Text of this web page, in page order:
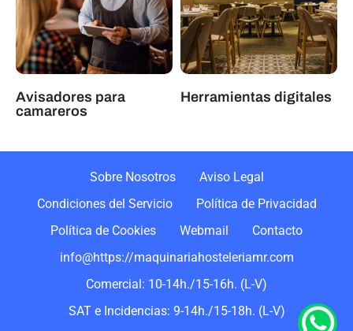
Avisadores para
camareros
Herramientas digitales
Sobre Nosotros
Aviso Legal
Condiciones del Servicio
Política de Privacidad
Política de Cookies
Webmail
Contacto
info@https://maquinariahosteleriamr.com
Comercial: 10-14h./15-16h. (L-V)
SAT e Incidencias: 9-14h./15-18h. (L-V)